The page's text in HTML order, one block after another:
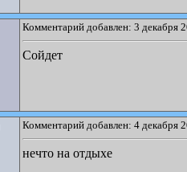
Комментарий добавлен: 3 декабря
Сойдет
Комментарий добавлен: 4 декабря
нечто на отдыхе